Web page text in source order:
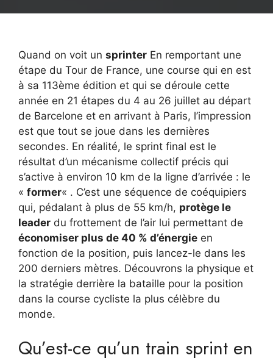
Quand on voit un sprinter En remportant une
étape du Tour de France, une course qui en est
à sa 113ème édition et qui se déroule cette
année en 21 étapes du 4 au 26 juillet au départ
de Barcelone et en arrivant à Paris, l’impression
est que tout se joue dans les dernières
secondes. En réalité, le sprint final est le
résultat d’un mécanisme collectif précis qui
s’active à environ 10 km de la ligne d’arrivée : le
« former« . C’est une séquence de coéquipiers
qui, pédalant à plus de 55 km/h, protège le
leader du frottement de l’air lui permettant de
économiser plus de 40 % d’énergie en
fonction de la position, puis lancez-le dans les
200 derniers mètres. Découvrons la physique et
la stratégie derrière la bataille pour la position
dans la course cycliste la plus célèbre du
monde.
Qu’est-ce qu’un train sprint en